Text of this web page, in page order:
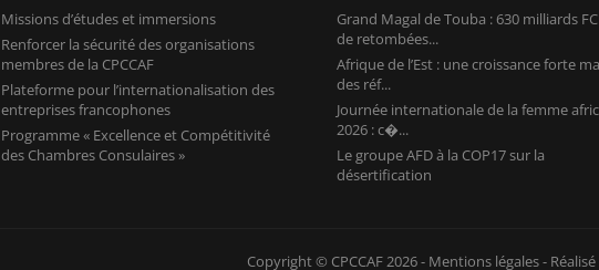
Missions d’études et immersions
Renforcer la sécurité des organisations
membres de la CPCCAF
Plateforme pour l’internationalisation des
entreprises francophones
Programme « Excellence et Compétitivité
des Chambres Consulaires »
Grand Magal de Touba : 630 milliards
de retombées...
Afrique de l’Est : une croissance forte
des réf...
Journée internationale de la femme
2026 : c�...
Le groupe AFD à la COP17 sur la
désertification
Copyright © CPCCAF 2026 - Mentions légales-